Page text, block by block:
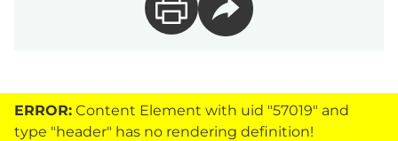
ERROR: Content Element with uid "57019" and
type "header" has no rendering definition!